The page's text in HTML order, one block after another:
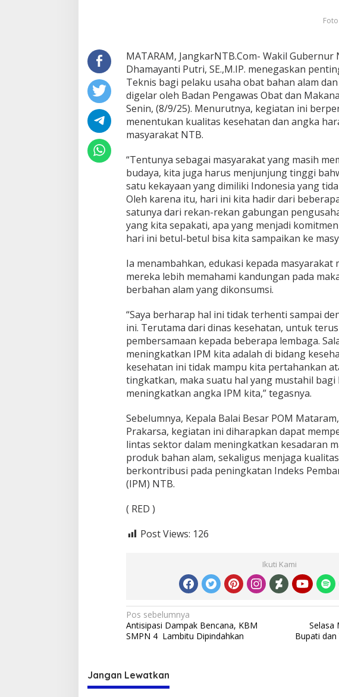
MATARAM, JangkarNTB.Com- Wakil Gubernur
Dhamayanti Putri, SE.,M.IP. menegaskan
Teknis bagi pelaku usaha obat bahan alam
digelar oleh Badan Pengawas Obat dan
Senin, (8/9/25). Menurutnya, kegiatan ini
menentukan kualitas kesehatan dan angka
masyarakat NTB.
“Tentunya sebagai masyarakat yang masih
budaya, kita juga harus menjunjung tinggi
satu kekayaan yang dimiliki Indonesia yang
Oleh karena itu, hari ini kita hadir dari
satunya dari rekan-rekan gabungan
yang kita sepakati, apa yang menjadi
hari ini betul-betul bisa kita sampaikan ke
Ia menambahkan, edukasi kepada masyarakat
mereka lebih memahami kandungan pada
berbahan alam yang dikonsumsi.
“Saya berharap hal ini tidak terhenti sampai
ini. Terutama dari dinas kesehatan, untuk
pembersamaan kepada beberapa lembaga.
meningkatkan IPM kita adalah di bidang
kesehatan ini tidak mampu kita pertahankan
tingkatkan, maka suatu hal yang mustahil bagi
meningkatkan angka IPM kita,” tegasnya.
Sebelumnya, Kepala Balai Besar POM
Prakarsa, kegiatan ini diharapkan dapat
lintas sektor dalam meningkatkan kesadaran
produk bahan alam, sekaligus menjaga
berkontribusi pada peningkatan Indeks
(IPM) NTB.
( RED )
Post Views: 126
Ikuti Kami
Navigasi
pos
Pos sebelumnya
Antisipasi Dampak Bencana, KBM
SMPN 4 Lambitu Dipindahkan
Selasa
Bupati
Jangan Lewatkan